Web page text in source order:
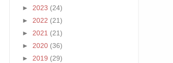
► 2023 (24)
► 2022 (21)
► 2021 (21)
► 2020 (36)
► 2019 (29)